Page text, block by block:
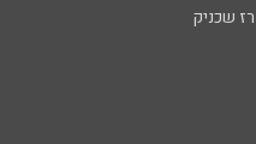
רז שכניק